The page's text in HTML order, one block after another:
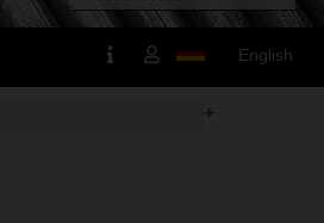
English
+